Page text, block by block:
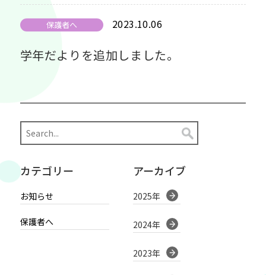
保護者へ 2023.10.06
学年だよりを追加しました。
カテゴリー
お知らせ
保護者へ
アーカイブ
2025年
2024年
2023年